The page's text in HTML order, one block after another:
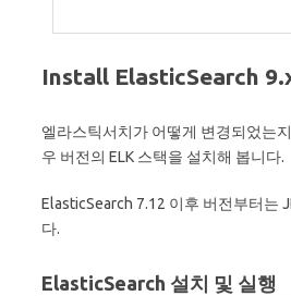
Install ElasticSearch
엘라스틱서치가 어떻게 변경되었는
우 버전의 ELK 스택을 설치해 봅니다.
ElasticSearch 7.12 이후 버전부터는
다.
ElasticSearch 설치 및 실행